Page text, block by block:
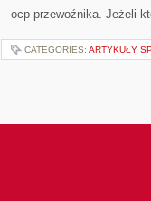
– ocp przewoźnika. Jeżeli
CATEGORIES: ARTYKUŁY